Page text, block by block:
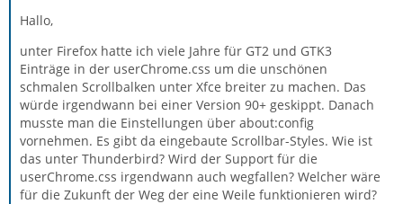
Hallo,
unter Firefox hatte ich viele Jahre für GT2 und GTK3
Einträge in der userChrome.css um die unschönen
schmalen Scrollbalken unter Xfce breiter zu machen. Das
würde irgendwann bei einer Version 90+ geskippt. Danach
musste man die Einstellungen über about:config
vornehmen. Es gibt da eingebaute Scrollbar-Styles. Wie ist
das unter Thunderbird? Wird der Support für die
userChrome.css irgendwann auch wegfallen? Welcher wäre
für die Zukunft der Weg der eine Weile funktionieren wird?